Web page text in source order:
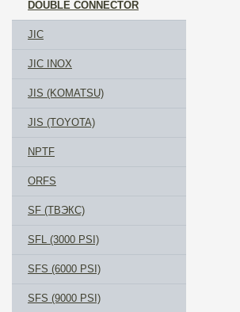
DOUBLE CONNECTOR
JIC
JIC INOX
JIS (KOMATSU)
JIS (TOYOTA)
NPTF
ORFS
SF (ТВЭКС)
SFL (3000 PSI)
SFS (6000 PSI)
SFS (9000 PSI)